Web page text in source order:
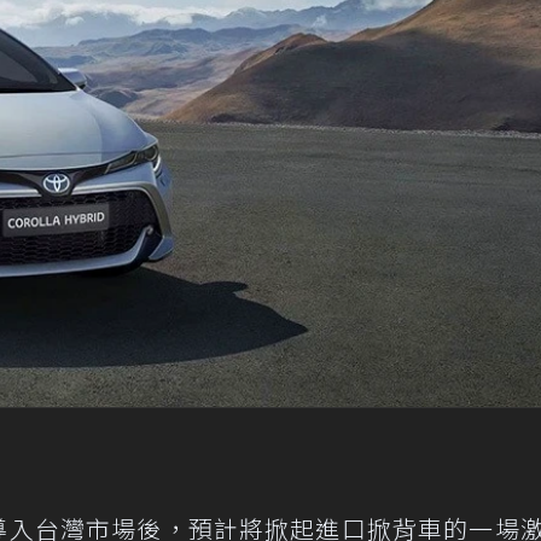
入台灣市場後，預計將掀起進口掀背車的一場